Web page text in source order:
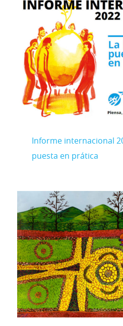
Informe internacional
puesta en prática